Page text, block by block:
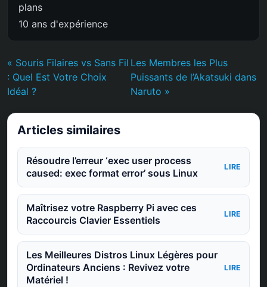
plans
10 ans d'expérience
« Souris Filaires vs Sans Fil
: Quel Est Votre Choix
Idéal ?
Les Membres les Plus
Puissants de l’Akatsuki dans
Naruto »
Articles similaires
Résoudre l’erreur ‘exec user process
caused: exec format error’ sous Linux
LIRE
Maîtrisez votre Raspberry Pi avec ces
Raccourcis Clavier Essentiels
LIRE
Les Meilleures Distros Linux Légères pour
Ordinateurs Anciens : Revivez votre
Matériel !
LIRE